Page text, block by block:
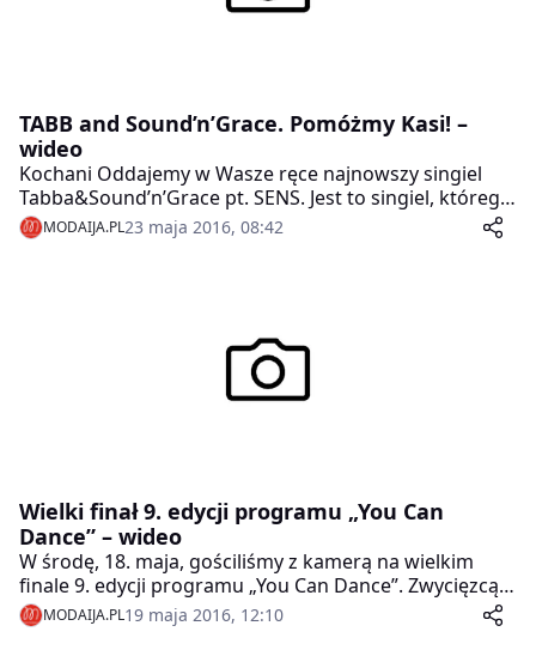
TABB and Sound’n’Grace. Pomóżmy Kasi! –
wideo
Kochani Oddajemy w Wasze ręce najnowszy singiel
Tabba&Sound’n’Grace pt. SENS. Jest to singiel, którego
nie planowaliśmy, oficjalnie nowa piosenka miała
pojawić się w styczniu 2017 roku. Jednak życie, jak to
MODAIJA.PL23 maja 2016, 08:42
Wielki finał 9. edycji programu „You Can
Dance” – wideo
W środę, 18. maja, gościliśmy z kamerą na wielkim
finale 9. edycji programu „You Can Dance”. Zwycięzcą
został Stefano Silvino, który zmierzył się z Aleksandrą
Borkowską.
MODAIJA.PL19 maja 2016, 12:10